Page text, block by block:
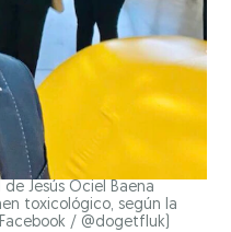
Jesús Ociel Baena
toxicológico, según la
/ @dogetfluk)